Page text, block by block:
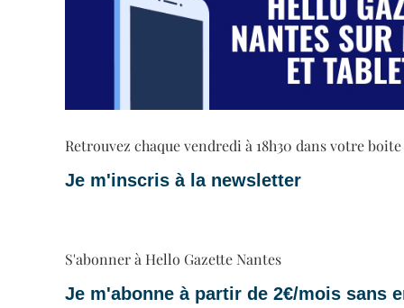
Retrouvez chaque vendredi à 18h30 dans votre
Je m'inscris à la newsletter
S'abonner à Hello Gazette Nantes
Je m'abonne à partir de 2€/mois sans